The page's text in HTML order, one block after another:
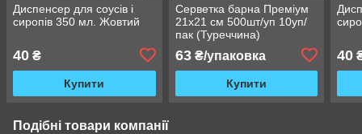
Диспенсер для соусів і
сиропів 350 мл. Жовтий
40 ₴
Купити
Серветка барна Преміум
21х21 см 500шт/уп 10уп/
пак (Туреччина)
63₴/упаковка
Купити
40
Подібні товари компанії